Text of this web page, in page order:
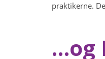
praktikerne.
…og